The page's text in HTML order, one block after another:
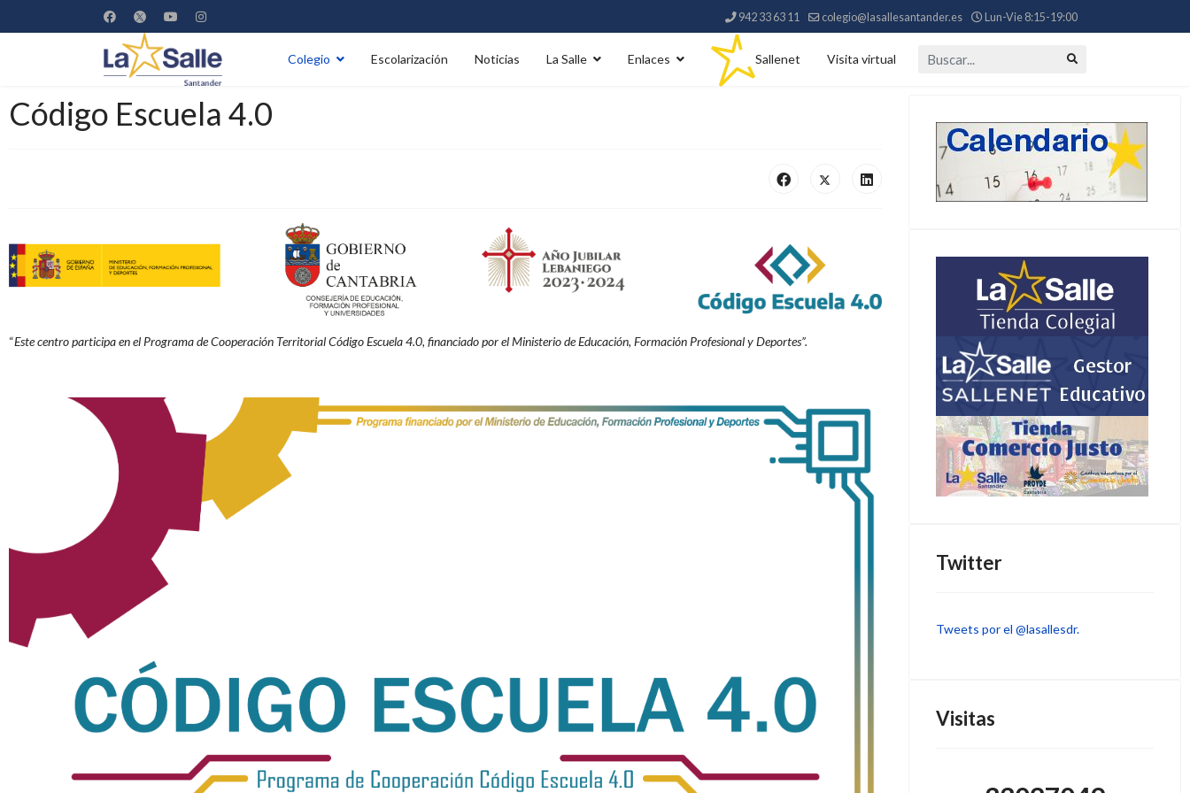
942 33 63 11 colegio@lasallesantander.es Lun-Vie 8:15-19:00
Colegio Escolarización Noticias La Salle Enlaces Sallenet Visita virtual Buscar...
Código Escuela 4.0
“Este centro participa en el Programa de Cooperación Territorial Código Escuela 4.0, financiado por el Ministerio de Educación, Formación Profesional y Deportes”.
Twitter
Tweets por el @lasallesdr.
Visitas